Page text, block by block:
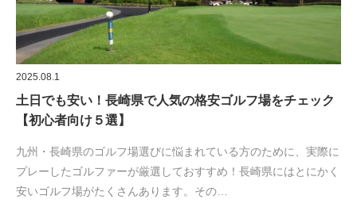
2025.08.1
土日でも安い！長崎県で人気の格安ゴルフ場をチェック
【初心者向け５選】
九州・長崎県のゴルフ場選びに悩まれている方のために、実際に
プレーしたゴルファーが厳選しておすすめ！長崎県にはとにかく
安いゴルフ場がたくさんあります。その…